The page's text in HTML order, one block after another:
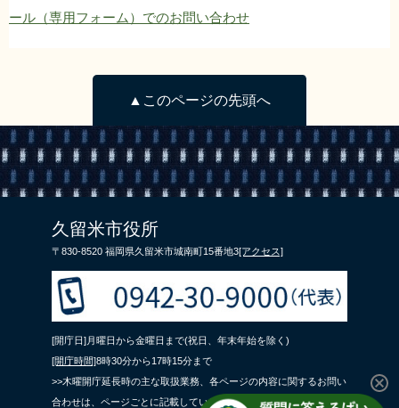
ール（専用フォーム）でのお問い合わせ
▲このページの先頭へ
久留米市役所
〒830-8520 福岡県久留米市城南町15番地3[アクセス]
[開庁日]月曜日から金曜日まで(祝日、年末年始を除く)
[開庁時間]8時30分から17時15分まで
>>木曜開庁延長時の主な取扱業務、各ページの内容に関するお問い
合わせは、ページごとに記載している問合せ先までご連絡くださ